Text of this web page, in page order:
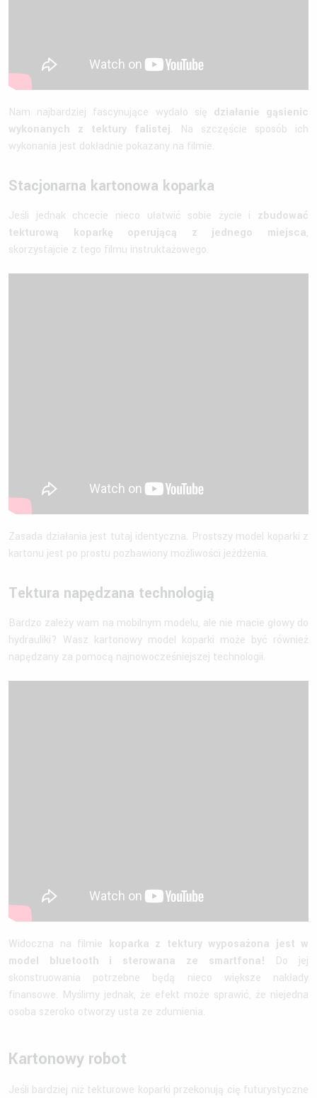
Nam najbardziej fascynujące wydało się działanie gąsienic
wykonanych z tektury falistej. Na szczęście sposób ich
wykonania jest dokładnie pokazany na filmie.
Stacjonarna kartonowa koparka
Jeśli jednak chcecie nieco ułatwić sobie życie i zbudować
tekturową koparkę operującą z jednego miejsca,
skorzystajcie z tego filmu instruktażowego.
Zasada działania jest tutaj identyczna. Prostszy model koparki z
kartonu jest po prostu pozbawiony możliwości jeżdżenia.
Tektura napędzana technologią
Bardzo zależy wam na mobilnym modelu, ale nie macie głowy do
hydrauliki? Wasz kartonowy model koparki może być również
napędzany za pomocą najnowocześniejszej technologii.
Widoczna na filmie koparka z tektury wyposażona jest w
model bluetooth i sterowana ze smartfona! Do jej
skonstruowania potrzebne będą nieco większe nakłady
finansowe. Myślimy jednak, że efekt może sprawić, że niejedna
osoba szeroko otworzy usta ze zdumienia.
Kartonowy robot
Jeśli bardziej niż tekturowe koparki przekonują cię futurystyczne